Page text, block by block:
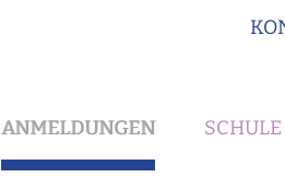
ANMELDUNGEN SCHULE